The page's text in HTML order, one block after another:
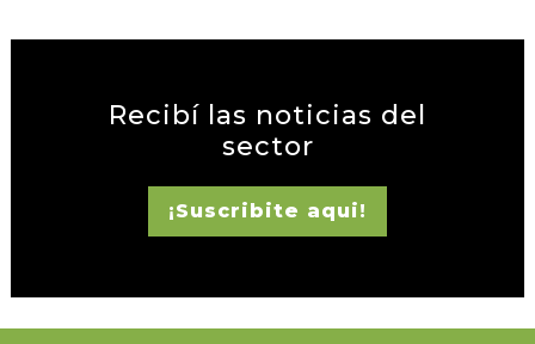
Recibí las noticias del
sector
¡Suscribite aqui!